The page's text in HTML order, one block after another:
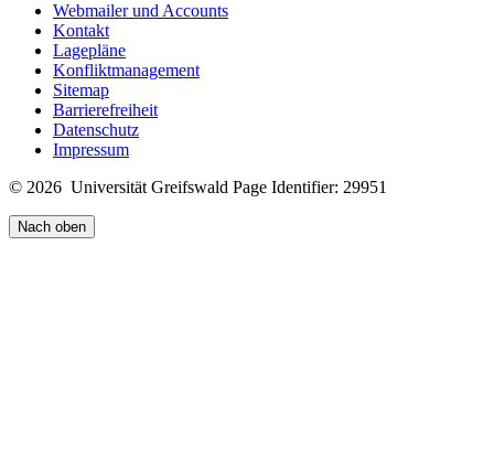
Webmailer und Accounts
Kontakt
Lagepläne
Konfliktmanagement
Sitemap
Barrierefreiheit
Datenschutz
Impressum
© 2026 Universität Greifswald Page Identifier: 29951
Nach oben